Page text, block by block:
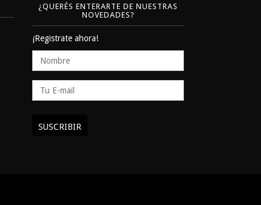
¿QUERÉS ENTERARTE DE NUESTRAS
NOVEDADES?
¡Registrate ahora!